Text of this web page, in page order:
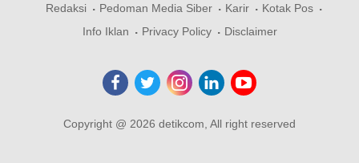
Redaksi Pedoman Media Siber Karir
Kotak Pos
Info Iklan
Privacy Policy Disclaimer
Copyright @ 2026 detikcom, All right reserved